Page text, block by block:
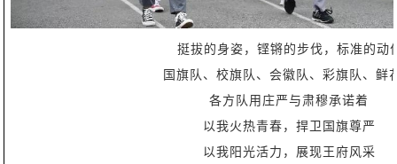
挺拔的身姿，铿锵的步伐，标准的动
国旗队、校旗队、会徽队、彩旗队、鲜
各方队用庄严与肃穆承诺着
以我火热青春，捍卫国旗尊严
以我阳光活力，展现王府风采